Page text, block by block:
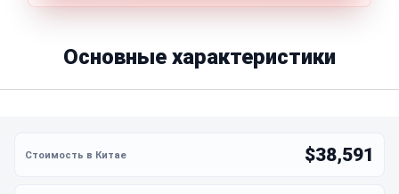
Основные характеристики
$38,591